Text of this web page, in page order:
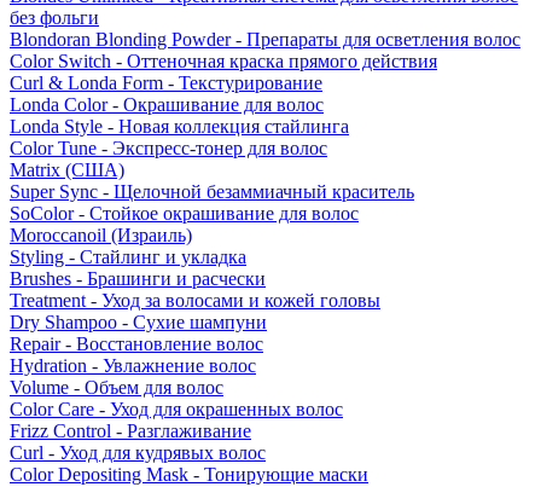
без фольги
Blondoran Blonding Powder - Препараты для осветления волос
Color Switch - Оттеночная краска прямого действия
Curl & Londa Form - Текстурирование
Londa Color - Окрашивание для волос
Londa Style - Новая коллекция стайлинга
Color Tune - Экспресс-тонер для волос
Matrix (США)
Super Sync - Щелочной безаммиачный краситель
SoColor - Стойкое окрашивание для волос
Moroccanoil (Израиль)
Styling - Стайлинг и укладка
Brushes - Брашинги и расчески
Treatment - Уход за волосами и кожей головы
Dry Shampoo - Сухие шампуни
Repair - Восстановление волос
Hydration - Увлажнение волос
Volume - Объем для волос
Color Care - Уход для окрашенных волос
Frizz Control - Разглаживание
Curl - Уход для кудрявых волос
Color Depositing Mask - Тонирующие маски